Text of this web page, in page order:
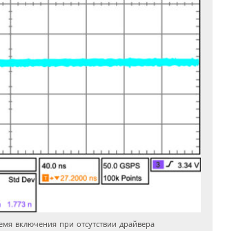
включения при отсутствии драйвера